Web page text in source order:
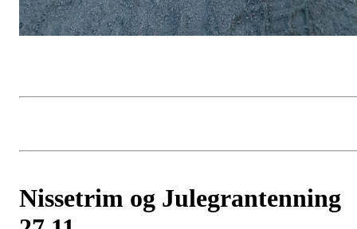
Nissetrim og Julegrantenning